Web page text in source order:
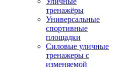
тренажёры
Универсальные
спортивные
площадки
Силовые уличные
тренажеры с
изменяемой